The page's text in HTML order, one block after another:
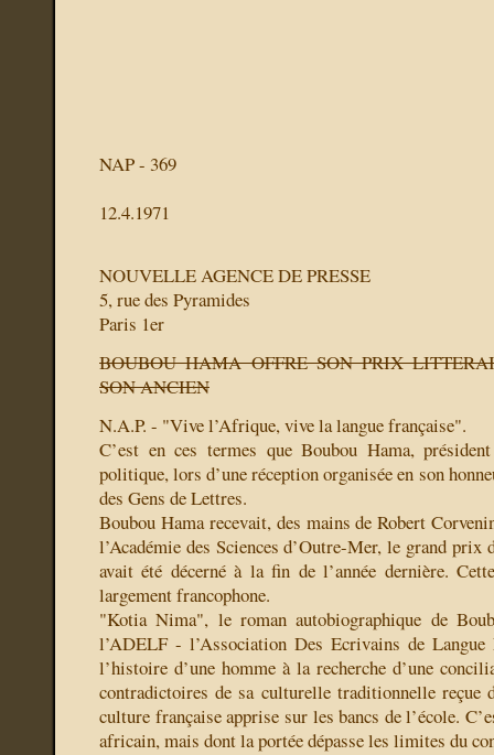
NAP - 369
12.4.1971
NOUVELLE AGENCE DE PRESSE
5, rue des Pyramides
Paris 1er
BOUBOU HAMA OFFRE SON PRIX
SON ANCIEN
N.A.P. - "Vive l’Afrique, vive la langue française".
C’est en ces termes que Boubou Hama,
politique, lors d’une réception organisée en son
des Gens de Lettres.
Boubou Hama recevait, des mains de Robert
l’Académie des Sciences d’Outre-Mer, le grand
avait été décerné à la fin de l’année dernière.
largement francophone.
"Kotia Nima", le roman autobiographique de
l’ADELF - l’Association Des Ecrivains de Langue
l’histoire d’une homme à la recherche d’une
contradictoires de sa culturelle traditionnelle reçue
culture française apprise sur les bancs de l’école.
africain, mais dont la portée dépasse les limites du